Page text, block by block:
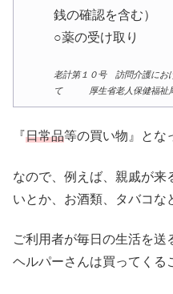
銭の確認を含む）
○薬の受け取り
老計第１０号 訪問介護にお
て 厚生省老人保健福祉
『日常品等の買い物』とな
なので、例えば、親戚が来
いとか、お酒類、タバコな
ご利用者が毎日の生活を送
ヘルパーさんは買ってくる